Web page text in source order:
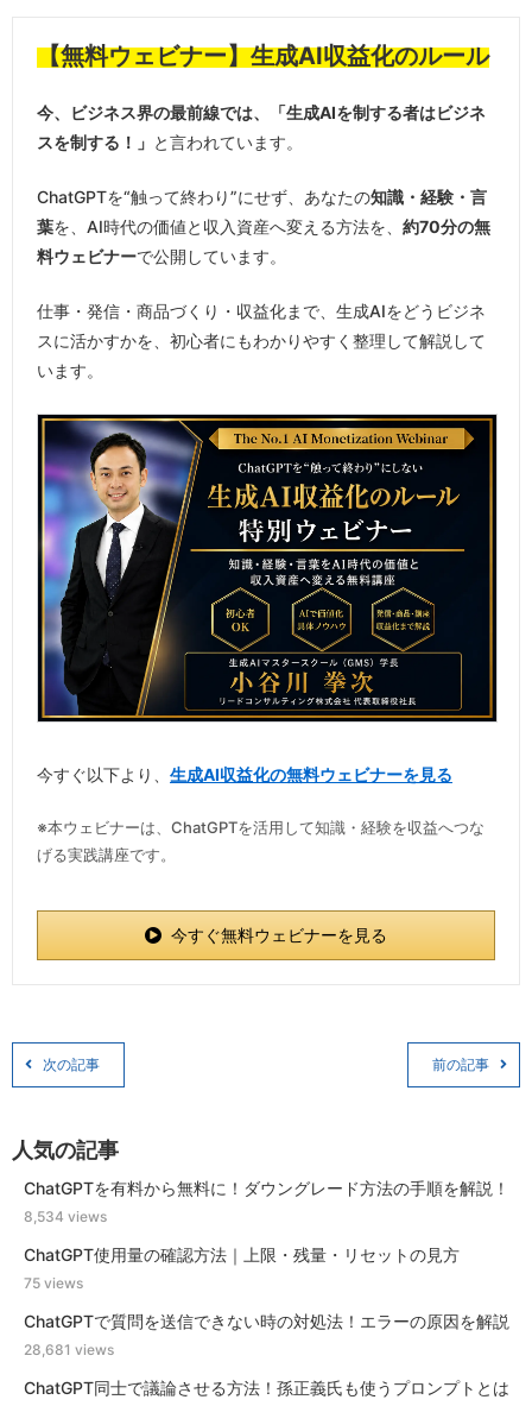
【無料ウェビナー】生成AI収益化のルール
今、ビジネス界の最前線では、「生成AIを制する者はビジネ
スを制する！」 と言われています。
ChatGPTを“触って終わり”にせず、あなたの知識・経験・言
葉を、AI時代の価値と収入資産へ変える方法を、 約70分の無
料ウェビナーで公開しています。
仕事・発信・商品づくり・収益化まで、生成AIをどうビジネ
スに活かすかを、初心者にもわかりやすく整理して解説して
います。
今すぐ以下より、 生成AI収益化の無料ウェビナーを見る
※本ウェビナーは、ChatGPTを活用して知識・経験を収益へつな
げる実践講座です。
今すぐ無料ウェビナーを見る
前の記事
次の記事
人気の記事
ChatGPTを有料から無料に！ダウングレード方法の手順を解説！
8,534 views
ChatGPT使用量の確認方法｜上限・残量・リセットの見方
75 views
ChatGPTで質問を送信できない時の対処法！エラーの原因を解説
28,681 views
ChatGPT同士で議論させる方法！孫正義氏も使うプロンプトとは